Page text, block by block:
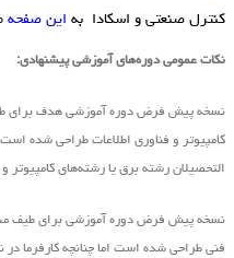
کنترل صنعتی و اسکادا به این صفحه
نکات عمومی دوره‌های آموزشی پیشنهادی:
نسخه پیش فرض دوره آموزشی هدف برای
کامپیوتر و فناوری اطلاعات طراحی شده
التحصیلان رشته برق یا رشته‌های کامپیوتر
نسخه پیش فرض دوره آموزشی برای طیف
فنی طراحی شده است اما چنانچه کارفرما